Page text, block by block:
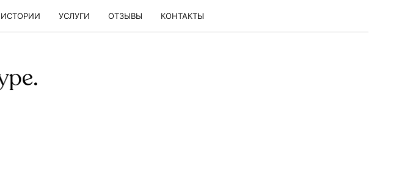
ИСТОРИИ УСЛУГИ ОТЗЫВЫ КОНТАКТЫ